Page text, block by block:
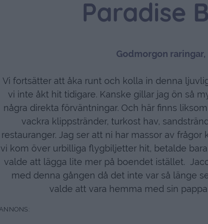
Paradise
Godmorgon raringar,
Vi fortsätter att åka runt och kolla in denna
vi inte åkt hit tidigare. Kanske gillar jag ön så
några direkta förväntningar. Och här finns
vackra klippstränder, turkost hav,
restauranger. Jag ser att ni har massor av frågor
vi kom över urbilliga flygbiljetter hit, betalde
valde att lägga lite mer på boendet istället.
med denna gången då det inte var så länge
valde att vara hemma med sin